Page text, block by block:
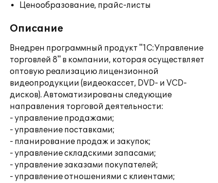
Ценообразование, прайс-листы
Описание
Внедрен программный продукт "1С:Управление
торговлей 8" в компании, которая осуществляет
оптовую реализацию лицензионной
видеопродукции (видеокассет, DVD- и VCD-
дисков). Автоматизированы следующие
направления торговой деятельности:
- управление продажами;
- управление поставками;
- планирование продаж и закупок;
- управление складскими запасами;
- управление заказами покупателей;
- управление отношениями с клиентами;